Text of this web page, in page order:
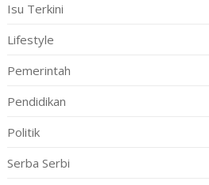
Isu Terkini
Lifestyle
Pemerintah
Pendidikan
Politik
Serba Serbi